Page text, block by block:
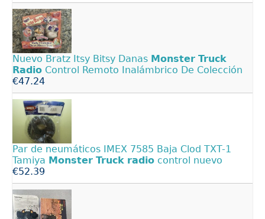
Nuevo Bratz Itsy Bitsy Danas Monster Truck
Radio Control Remoto Inalámbrico De Colección
€47.24
Par de neumáticos IMEX 7585 Baja Clod TXT-1
Tamiya Monster Truck radio control nuevo
€52.39